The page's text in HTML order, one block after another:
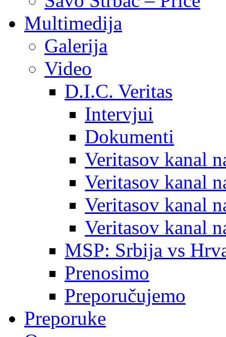
Multimedija
Galerija
Video
D.I.C. Veritas
Intervjui
Dokumenti
Veritasov kanal
Veritasov kanal
Veritasov kanal
Veritasov kanal
MSP: Srbija vs
Prenosimo
Preporučujemo
Preporuke